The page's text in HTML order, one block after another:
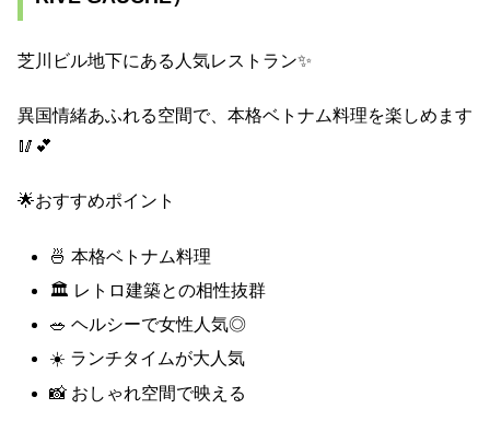
芝川ビル地下にある人気レストラン✨
異国情緒あふれる空間で、本格ベトナム料理を楽しめます
🥢💕
🌟おすすめポイント
🍜 本格ベトナム料理
🏛️ レトロ建築との相性抜群
🥗 ヘルシーで女性人気◎
☀️ ランチタイムが大人気
📸 おしゃれ空間で映える